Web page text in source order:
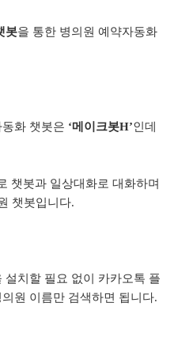
봇을 통한 병의원 예약자동화
화 챗봇은 ‘메이크봇H’인데
챗봇과 일상대화로 대화하며
챗봇입니다.
설치할 필요 없이 카카오톡 플
원 이름만 검색하면 됩니다.